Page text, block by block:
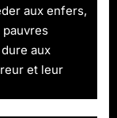
aux enfers,
aux
et leur